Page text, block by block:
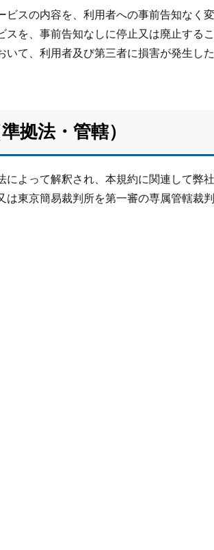
ビスの内容を、利用者への事前告知なく
スを、事前告知なしに停止又は廃止する
いて、利用者及び第三者に損害が発生し
拠法・管轄）
によって解釈され、本規約に関連して弊
は東京簡易裁判所を第一審の専属管轄裁判